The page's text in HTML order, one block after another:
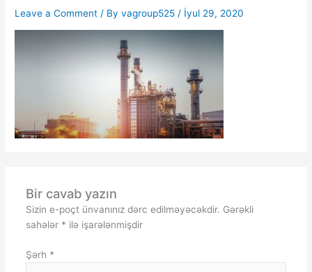
Leave a Comment / Byvagroup525 / İyul 29, 2020
Bir cavab yazın
Sizin e-poçt ünvanınız dərc edilməyəcəkdir. Gərəkli
sahələr * ilə işarələnmişdir
Şərh *